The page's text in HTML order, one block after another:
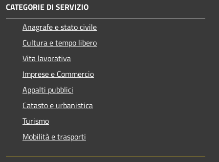
CATEGORIE DI SERVIZIO
Anagrafe e stato civile
Cultura e tempo libero
Vita lavorativa
Imprese e Commercio
Appalti pubblici
Catasto e urbanistica
Turismo
Mobilità e trasporti